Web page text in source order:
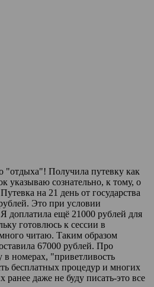
"отдыха"! Получила путевку как
указываю сознательно, к тому, о
на 21 день от государства
Это при условии
доплатила ещё 21000 рублей для
готовлюсь к сессии в
читаю. Таким образом
67000 рублей. Про
в номерах, "приветливость
бесплатных процедур и многих
ранее даже не буду писать-это все